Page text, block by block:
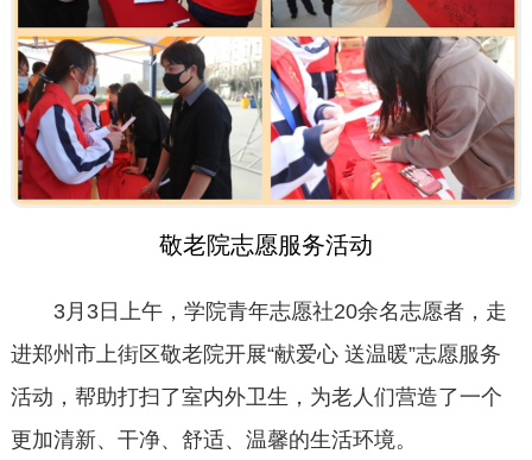
敬老院志愿服务活动
3月3日上午，学院青年志愿社20余名志愿者，走
进郑州市上街区敬老院开展“献爱心 送温暖”志愿服务
活动，帮助打扫了室内外卫生，为老人们营造了一个
更加清新、干净、舒适、温馨的生活环境。